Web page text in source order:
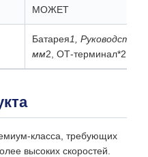
МОЖЕТ
Батарея1, Руководство
мм2, ОТ-терминал*2
класса, требующих
высоких скоростей.